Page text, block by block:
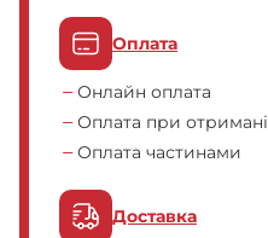
Оплата
Онлайн оплата
Оплата при отримані
Оплата частинами
Доставка